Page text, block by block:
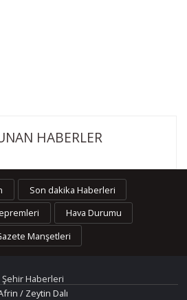
HABERLER
Son dakika Haberleri
Hava Durumu
Manşetleri
Şehir Haberleri
/ Zeytin Dalı